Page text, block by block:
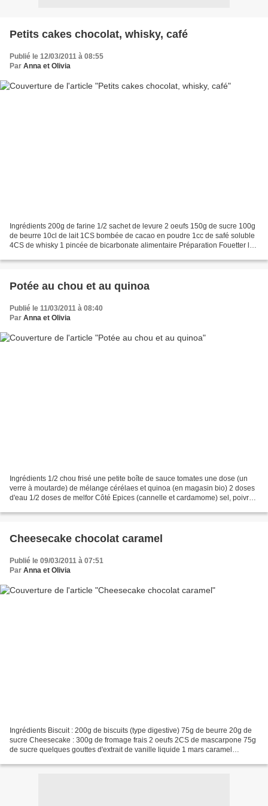
Petits cakes chocolat, whisky, café
Publié le 12/03/2011 à 08:55
Par Anna et Olivia
Ingrédients 200g de farine 1/2 sachet de levure 2 oeufs 150g de sucre 100g
de beurre 10cl de lait 1CS bombée de cacao en poudre 1cc de safé soluble
4CS de whisky 1 pincée de bicarbonate alimentaire Préparation Fouetter les
Potée au chou et au quinoa
Publié le 11/03/2011 à 08:40
Par Anna et Olivia
Ingrédients 1/2 chou frisé une petite boîte de sauce tomates une dose (un
verre à moutarde) de mélange cérélaes et quinoa (en magasin bio) 2 doses
d'eau 1/2 doses de melfor Côté Epices (cannelle et cardamome) sel, poivre
Cheesecake chocolat caramel
Publié le 09/03/2011 à 07:51
Par Anna et Olivia
Ingrédients Biscuit : 200g de biscuits (type digestive) 75g de beurre 20g de
sucre Cheesecake : 300g de fromage frais 2 oeufs 2CS de mascarpone 75g
de sucre quelques gouttes d'extrait de vanille liquide 1 mars caramel